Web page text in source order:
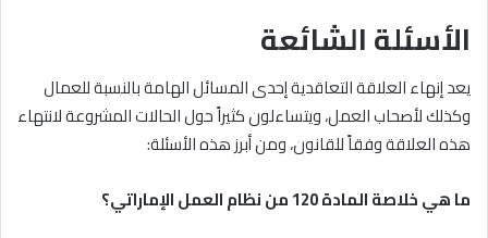
الأسئلة الشائعة
يعد إنهاء العلاقة التعاقدية إحدى المسائل الهامة بالنسبة للعمال
وكذلك لأصحاب العمل، ويتساءلون كثيراً حول الحالات المشروعة لانتهاء
هذه العلاقة وفقاً للقانون، ومن أبرز هذه الأسئلة:
ما هي خلاصة المادة 120 من نظام العمل الإماراتي؟